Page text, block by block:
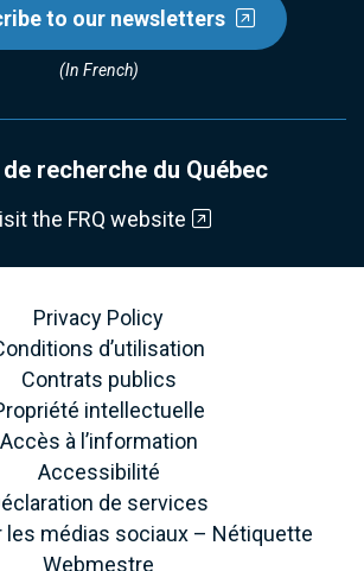
to our newsletters
(In French)
recherche du Québec
the FRQ website
Privacy Policy
d’utilisation
Contrats publics
intellectuelle
Accès à l’information
Accessibilité
de services
les médias sociaux – Nétiquette
Webmestre